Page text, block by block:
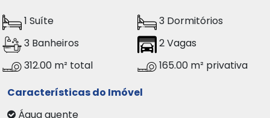
1 Suíte
3 Dormitórios
3 Banheiros
2 Vagas
312.00 m² total
165.00 m² privativa
Características do Imóvel
Água quente